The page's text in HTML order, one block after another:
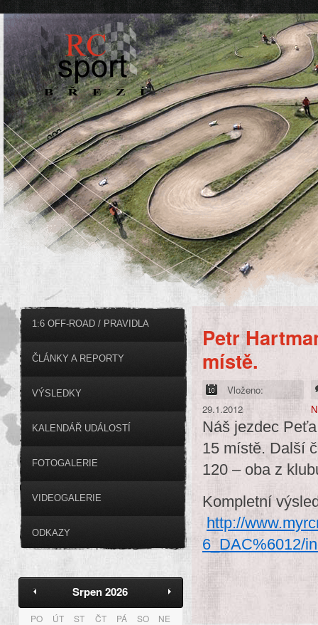
Petr
místě.
Vloženo:
29.1.2012
Náš jezdec
15 místě. Další
120 – oba z
Kompletní
http://
6_DAC%6012/
1:6 OFF-ROAD / PRAVIDLA
ČLÁNKY A REPORTY
VÝSLEDKY
KALENDÁŘ UDÁLOSTÍ
FOTOGALERIE
VIDEOGALERIE
ODKAZY
Srpen 2026
PO ÚT ST ČT PÁ SO NE